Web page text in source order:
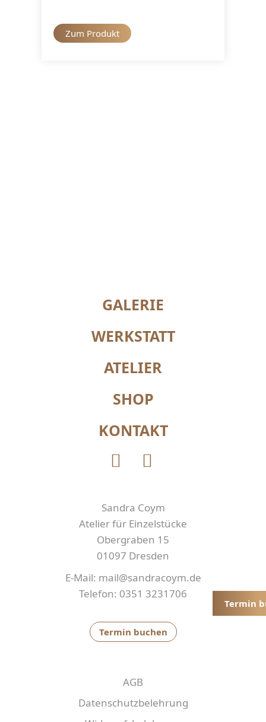
Zum Produkt
Termin
GALERIE
WERKSTATT
ATELIER
SHOP
KONTAKT
Sandra Coym
Atelier für Einzelstücke
Obergraben 15
01097 Dresden
E-Mail: mail@sandracoym.de
Telefon: 0351 3231706
Termin buchen
AGB
Datenschutzbelehrung